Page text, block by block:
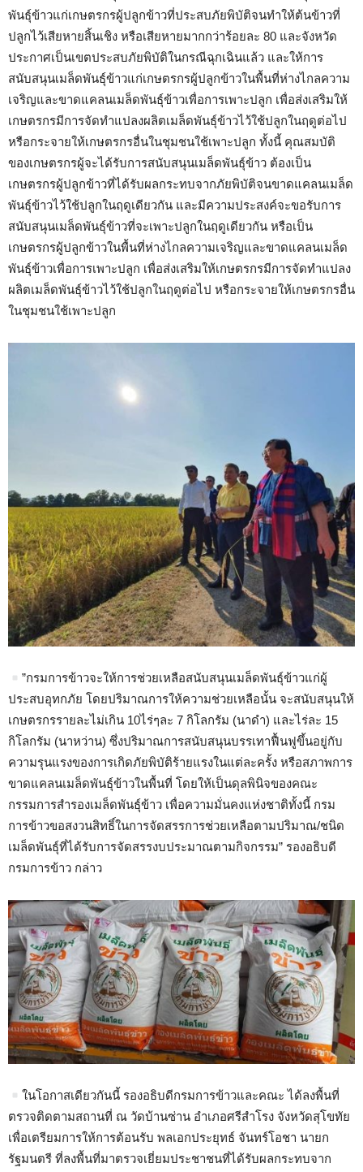
พันธุ์ข้าวแก่เกษตรกรผู้ปลูกข้าวที่ประสบภัยพิบัติจนทำให้ต้นข้าวที่
ปลูกไว้เสียหายสิ้นเชิง หรือเสียหายมากกว่าร้อยละ 80 และจังหวัด
ประกาศเป็นเขตประสบภัยพิบัติในกรณีฉุกเฉินแล้ว และให้การ
สนับสนุนเมล็ดพันธุ์ข้าวแก่เกษตรกรผู้ปลูกข้าวในพื้นที่ห่างไกลความ
เจริญและขาดแคลนเมล็ดพันธุ์ข้าวเพื่อการเพาะปลูก เพื่อส่งเสริมให้
เกษตรกรมีการจัดทำแปลงผลิตเมล็ดพันธุ์ข้าวไว้ใช้ปลูกในฤดูต่อไป
หรือกระจายให้เกษตรกรอื่นในชุมชนใช้เพาะปลูก ทั้งนี้ คุณสมบัติ
ของเกษตรกรผู้จะได้รับการสนับสนุนเมล็ดพันธุ์ข้าว ต้องเป็น
เกษตรกรผู้ปลูกข้าวที่ได้รับผลกระทบจากภัยพิบัติจนขาดแคลนเมล็ด
พันธุ์ข้าวไว้ใช้ปลูกในฤดูเดียวกัน และมีความประสงค์จะขอรับการ
สนับสนุนเมล็ดพันธุ์ข้าวที่จะเพาะปลูกในฤดูเดียวกัน หรือเป็น
เกษตรกรผู้ปลูกข้าวในพื้นที่ห่างไกลความเจริญและขาดแคลนเมล็ด
พันธุ์ข้าวเพื่อการเพาะปลูก เพื่อส่งเสริมให้เกษตรกรมีการจัดทำแปลง
ผลิตเมล็ดพันธุ์ข้าวไว้ใช้ปลูกในฤดูต่อไป หรือกระจายให้เกษตรกรอื่น
ในชุมชนใช้เพาะปลูก
”กรมการข้าวจะให้การช่วยเหลือสนับสนุนเมล็ดพันธุ์ข้าวแก่ผู้
ประสบอุทกภัย โดยปริมาณการให้ความช่วยเหลือนั้น จะสนับสนุนให้
เกษตรกรรายละไม่เกิน 10ไร่ๆละ 7 กิโลกรัม (นาดำ) และไร่ละ 15
กิโลกรัม (นาหว่าน) ซึ่งปริมาณการสนับสนุนบรรเทาฟื้นฟูขึ้นอยู่กับ
ความรุนแรงของการเกิดภัยพิบัติร้ายแรงในแต่ละครั้ง หรือสภาพการ
ขาดแคลนเมล็ดพันธุ์ข้าวในพื้นที่ โดยให้เป็นดุลพินิจของคณะ
กรรมการสำรองเมล็ดพันธุ์ข้าว เพื่อความมั่นคงแห่งชาติทั้งนี้ กรม
การข้าวขอสงวนสิทธิ์ในการจัดสรรการช่วยเหลือตามปริมาณ/ชนิด
เมล็ดพันธุ์ที่ได้รับการจัดสรรงบประมาณตามกิจกรรม” รองอธิบดี
กรมการข้าว กล่าว
ในโอกาสเดียวกันนี้ รองอธิบดีกรมการข้าวและคณะ ได้ลงพื้นที่
ตรวจติดตามสถานที่ ณ วัดบ้านซ่าน อำเภอศรีสำโรง จังหวัดสุโขทัย
เพื่อเตรียมการให้การต้อนรับ พลเอกประยุทธ์ จันทร์โอชา นายก
รัฐมนตรี ที่ลงพื้นที่มาตรวจเยี่ยมประชาชนที่ได้รับผลกระทบจาก